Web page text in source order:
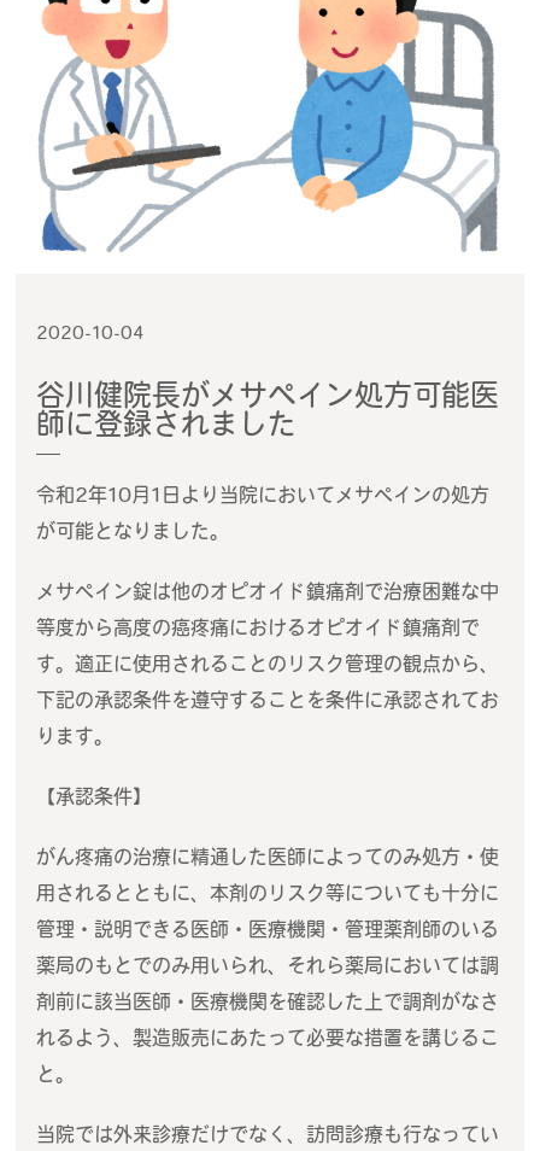
2020-10-04
谷川健院長がメサペイン処方可能医
師に登録されました
令和2年10月1日より当院においてメサペインの処方
が可能となりました。
メサペイン錠は他のオピオイド鎮痛剤で治療困難な中
等度から高度の癌疼痛におけるオピオイド鎮痛剤で
す。適正に使用されることのリスク管理の観点から、
下記の承認条件を遵守することを条件に承認されてお
ります。
【承認条件】
がん疼痛の治療に精通した医師によってのみ処方・使
用されるとともに、本剤のリスク等についても十分に
管理・説明できる医師・医療機関・管理薬剤師のいる
薬局のもとでのみ用いられ、それら薬局においては調
剤前に該当医師・医療機関を確認した上で調剤がなさ
れるよう、製造販売にあたって必要な措置を講じるこ
と。
当院では外来診療だけでなく、訪問診療も行なってい